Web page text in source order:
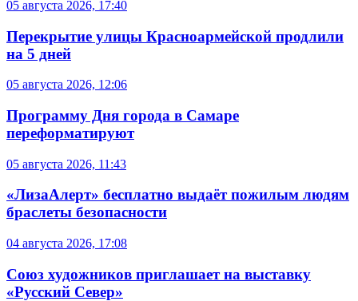
05 августа 2026, 17:40
Перекрытие улицы Красноармейской продлили
на 5 дней
05 августа 2026, 12:06
Программу Дня города в Самаре
переформатируют
05 августа 2026, 11:43
«ЛизаАлерт» бесплатно выдаёт пожилым людям
браслеты безопасности
04 августа 2026, 17:08
Союз художников приглашает на выставку
«Русский Север»